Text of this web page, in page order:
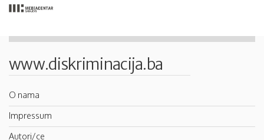
www.diskriminacija.ba
O nama
Impressum
Autori/ce